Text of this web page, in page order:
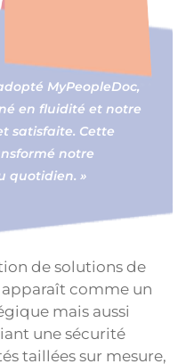
MyPeopleDoc,
en fluidité et notre
satisfaite. Cette
notre
quotidien. »
de solutions de
comme un
mais aussi
une sécurité
taillées sur mesure,